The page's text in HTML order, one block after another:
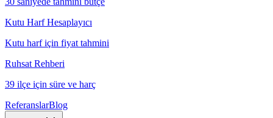
Kutu Harf Hesaplayıcı
Kutu harf için fiyat tahmini
Ruhsat Rehberi
39 ilçe için süre ve harç
ReferanslarBlog